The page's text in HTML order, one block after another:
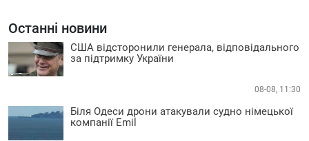
Останні новини
США відсторонили генерала, відповідального
за підтримку України
08-08, 11:30
Біля Одеси дрони атакували судно німецької
компанії Emil